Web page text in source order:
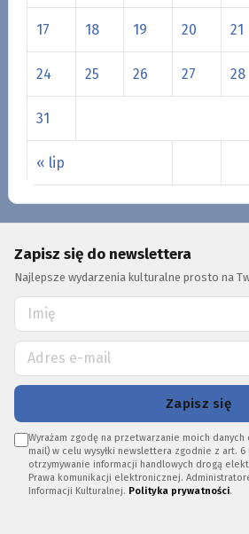
« lip
17 18 19 20 21
24 25 26 27 28
31
Zapisz się do newslettera
Najlepsze wydarzenia kulturalne prosto na
Zapisz się
Wyrażam zgodę na przetwarzanie moich
mail) w celu wysyłki newslettera zgodnie z art. 6
otrzymywanie informacji handlowych drogą
Prawa komunikacji elektronicznej.
Informacji Kulturalnej. Polityka prywatności.